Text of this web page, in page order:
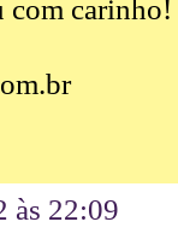
com carinho!
às 22:09